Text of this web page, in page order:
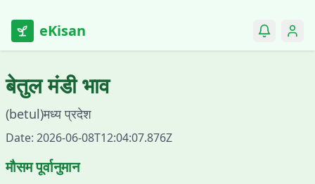
eKisan
बेतुलमंडी भाव
(betul)मध्य प्रदेश
Date: 2026-06-08T12:04:07.876Z
मौसम पूर्वानुमान